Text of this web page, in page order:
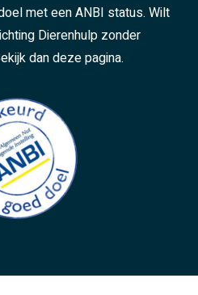
met een ANBI status. Wilt
Dierenhulp zonder
dan deze pagina.